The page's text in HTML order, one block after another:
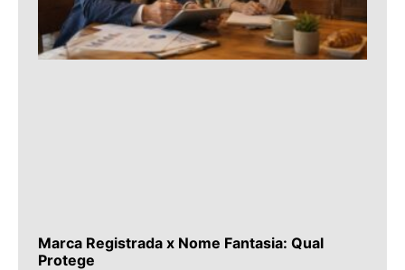
Marca Registrada x Nome Fantasia: Qual
Protege